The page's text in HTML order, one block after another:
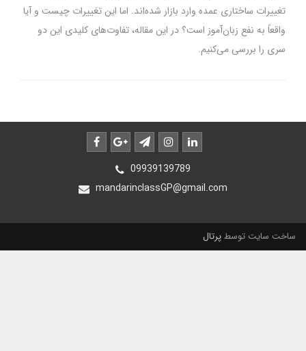
تغییرات ساختاری عمده وارد بازار شده‌اند. اما این تغییرات چیست و آیا
واقعاً به نفع زبان‌آموز است؟ در این مقاله، تفاوت‌های کلیدی این دو
سری را بررسی می‌کنیم.
09939139789
mandarinclassGP@gmail.com
ساخت سایت توسطپرتال